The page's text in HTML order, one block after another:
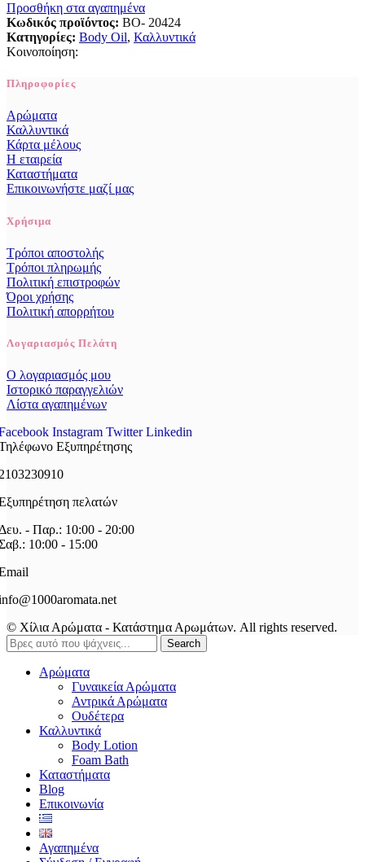
Προσθήκη στα αγαπημένα
Κωδικός προϊόντος: BO- 20424
Κατηγορίες: Body Oil, Καλλυντικά
Κοινοποίηση:
Πληροφορίες
Αρώματα
Καλλυντικά
Κάρτα μέλους
Η εταιρεία
Καταστήματα
Επικοινωνήστε μαζί μας
Χρήσιμα
Τρόποι αποστολής
Τρόποι πληρωμής
Πολιτική επιστροφών
Όροι χρήσης
Πολιτική απορρήτου
Λογαριασμός Πελάτη
Ο λογαριασμός μου
Ιστορικό παραγγελιών
Λίστα αγαπημένων
Instagram Twitter Linkedin
Εξυπηρέτησης
πελατών
- Παρ.: 10:00 - 20:00
10:00 - 15:00
© Χίλια Αρώματα - Κατάστημα Αρωμάτων. All rights reserved.
Search
Αρώματα
Γυναικεία Αρώματα
Αντρικά Αρώματα
Ουδέτερα
Καλλυντικά
Body Lotion
Foam Bath
Καταστήματα
Blog
Επικοινωνία
Αγαπημένα